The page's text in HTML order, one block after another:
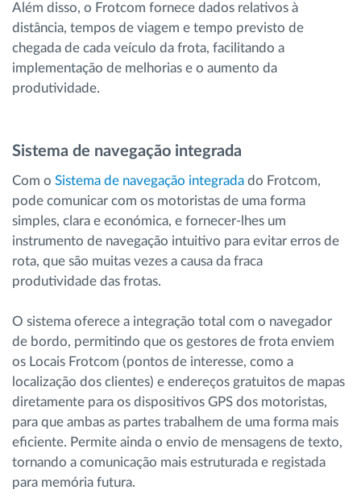
Além disso, o Frotcom fornece dados relativos à
distância, tempos de viagem e tempo previsto de
chegada de cada veículo da frota, facilitando a
implementação de melhorias e o aumento da
produtividade.
Sistema de navegação integrada
Com o Sistema de navegação integrada do Frotcom,
pode comunicar com os motoristas de uma forma
simples, clara e económica, e fornecer-lhes um
instrumento de navegação intuitivo para evitar erros de
rota, que são muitas vezes a causa da fraca
produtividade das frotas.
O sistema oferece a integração total com o navegador
de bordo, permitindo que os gestores de frota enviem
os Locais Frotcom (pontos de interesse, como a
localização dos clientes) e endereços gratuitos de mapas
diretamente para os dispositivos GPS dos motoristas,
para que ambas as partes trabalhem de uma forma mais
eficiente. Permite ainda o envio de mensagens de texto,
tornando a comunicação mais estruturada e registada
para memória futura.